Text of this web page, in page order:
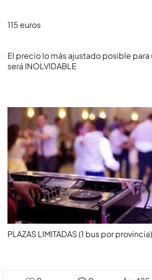
115 euros
El precio lo más ajustado posible para
será INOLVIDABLE
PLAZAS LIMITADAS (1 bus por provincia)